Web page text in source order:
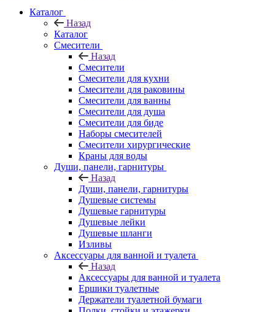
Каталог
Назад
Каталог
Смесители
Назад
Смесители
Смесители для кухни
Смесители для раковины
Смесители для ванны
Смесители для душа
Смесители для биде
Наборы смесителей
Смесители хирургические
Краны для воды
Души, панели, гарнитуры
Назад
Души, панели, гарнитуры
Душевые системы
Душевые гарнитуры
Душевые лейки
Душевые шланги
Изливы
Аксессуары для ванной и туалета
Назад
Аксессуары для ванной и туалета
Ершики туалетные
Держатели туалетной бумаги